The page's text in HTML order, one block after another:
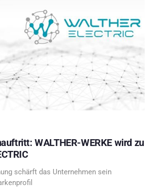
WALTHER-WERKE wird zu
schärft das Unternehmen sein